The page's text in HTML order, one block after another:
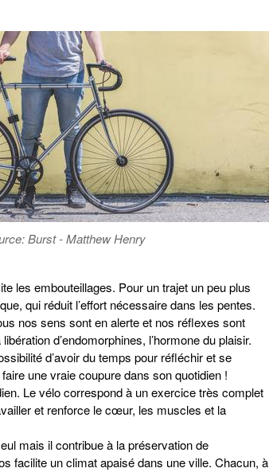
Burst - Matthew Henry
les embouteillages. Pour un trajet un peu plus
qui réduit l’effort nécessaire dans les pentes.
nos sens sont en alerte et nos réflexes sont
d’endomorphines, l’hormone du plaisir.
d’avoir du temps pour réfléchir et se
une vraie coupure dans son quotidien !
Le vélo correspond à un exercice très complet
et renforce le cœur, les muscles et la
mais il contribue à la préservation de
facilite un climat apaisé dans une ville. Chacun, à